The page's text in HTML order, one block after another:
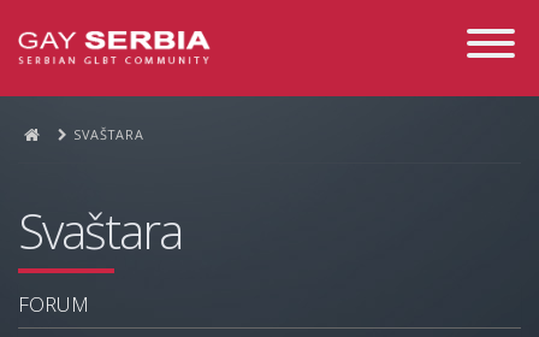
Toggle
SVAŠTARA
Svaštara
FORUM